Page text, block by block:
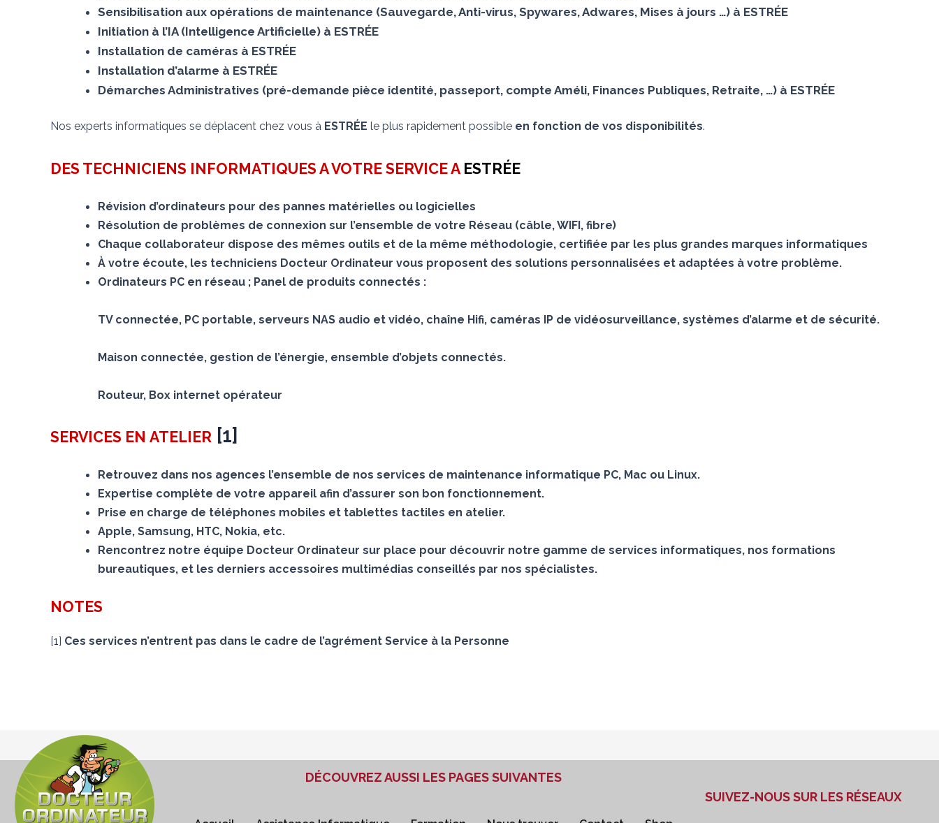
Sensibilisation aux opérations de maintenance (Sauvegarde, Anti-virus, Spywares, Adwares, Mises à jours …) à ESTRÉE
Initiation à l’IA (Intelligence Artificielle) à ESTRÉE
Installation de caméras à ESTRÉE
Installation d’alarme à ESTRÉE
Démarches Administratives (pré-demande pièce identité, passeport, compte Améli, Finances Publiques, Retraite, …) à ESTRÉE
Nos experts informatiques se déplacent chez vous à ESTRÉE le plus rapidement possible en fonction de vos disponibilités.
DES TECHNICIENS INFORMATIQUES A VOTRE SERVICE A ESTRÉE
Révision d’ordinateurs pour des pannes matérielles ou logicielles
Résolution de problèmes de connexion sur l’ensemble de votre Réseau (câble, WIFI, fibre)
Chaque collaborateur dispose des mêmes outils et de la même méthodologie, certifiée par les plus grandes marques informatiques
À votre écoute, les techniciens Docteur Ordinateur vous proposent des solutions personnalisées et adaptées à votre problème.
Ordinateurs PC en réseau ; Panel de produits connectés :
TV connectée, PC portable, serveurs NAS audio et vidéo, chaîne Hifi, caméras IP de vidéosurveillance, systèmes d’alarme et de sécurité.
Maison connectée, gestion de l’énergie, ensemble d’objets connectés.
Routeur, Box internet opérateur
SERVICES EN ATELIER [1]
Retrouvez dans nos agences l’ensemble de nos services de maintenance informatique PC, Mac ou Linux.
Expertise complète de votre appareil afin d’assurer son bon fonctionnement.
Prise en charge de téléphones mobiles et tablettes tactiles en atelier.
Apple, Samsung, HTC, Nokia, etc.
Rencontrez notre équipe Docteur Ordinateur sur place pour découvrir notre gamme de services informatiques, nos formations
bureautiques, et les derniers accessoires multimédias conseillés par nos spécialistes.
NOTES
[1] Ces services n’entrent pas dans le cadre de l’agrément Service à la Personne
DÉCOUVREZ AUSSI LES PAGES SUIVANTES
SUIVEZ-NOUS SUR LES RÉSEAUX